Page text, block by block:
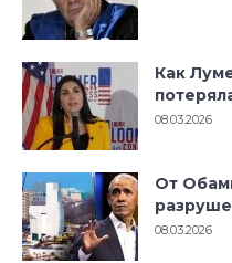
Как
08.03.2026
От
08.03.2026